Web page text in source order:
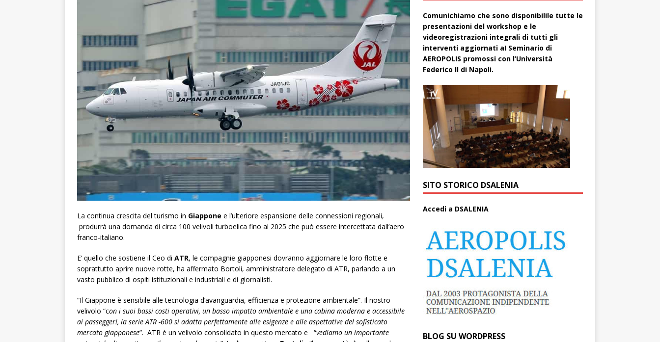
La continua crescita del turismo in Giappone e l’ulteriore espansione delle connessioni regionali,
produrrà una domanda di circa 100 velivoli turboelica fino al 2025 che può essere intercettata dall’aero
franco-italiano.
E’ quello che sostiene il Ceo di ATR, le compagnie giapponesi dovranno aggiornare le loro flotte e
soprattutto aprire nuove rotte, ha affermato Bortoli, amministratore delegato di ATR, parlando a un
vasto pubblico di ospiti istituzionali e industriali e di giornalisti.
“Il Giappone è sensibile alle tecnologia d’avanguardia, efficienza e protezione ambientale”. Il nostro
velivolo “con i suoi bassi costi operativi, un basso impatto ambientale e una cabina moderna e accessibile
ai passeggeri, la serie ATR -600 si adatta perfettamente alle esigenze e alle aspettative del sofisticato
mercato giapponese”. ATR è un velivolo consolidato in questo mercato e “vediamo un importante
Comunichiamo che sono disponibilile tutte le
presentazioni del workshop e le
videoregistrazioni integrali di tutti gli
interventi aggiornati aI Seminario di
AEROPOLIS promossi con l’Università
Federico II di Napoli.
SITO STORICO DSALENIA
Accedi a DSALENIA
BLOG SU WORDPRESS